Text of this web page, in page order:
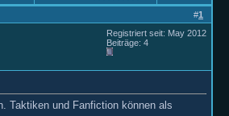
#1
Registriert seit: May 2012
Beiträge: 4
Taktiken und Fanfiction können als